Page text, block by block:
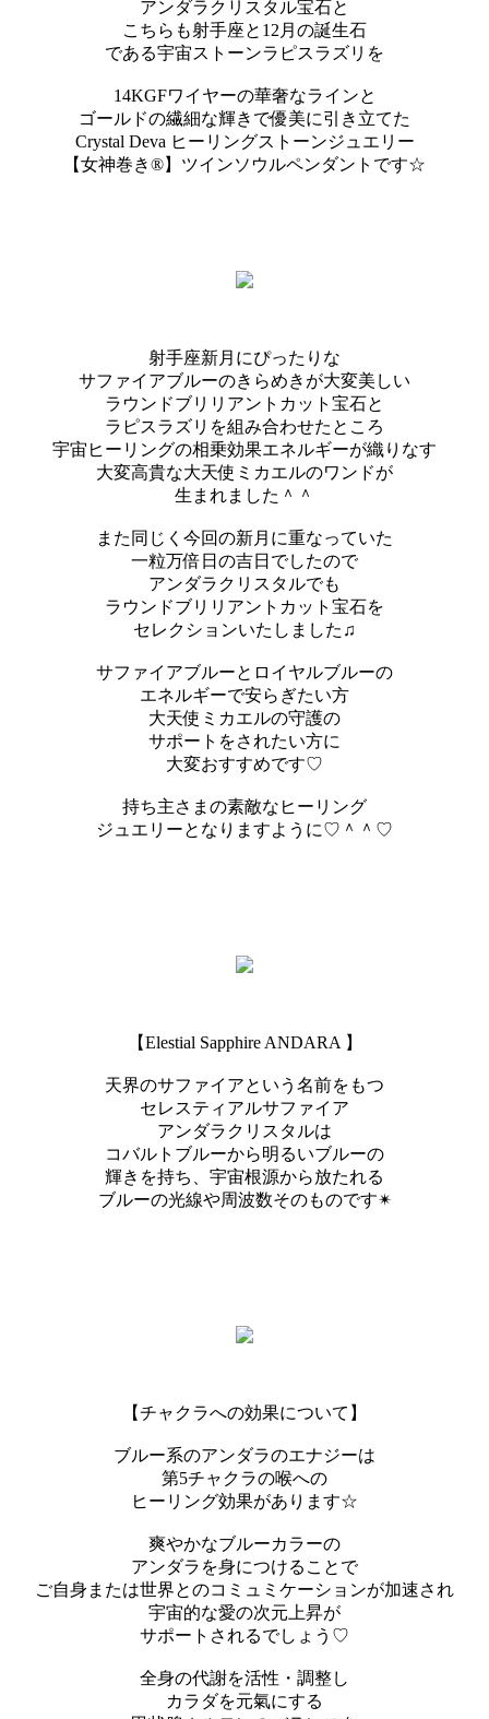
アンダラクリスタル宝石と
こちらも射手座と12月の誕生石
である宇宙ストーンラピスラズリを
14KGFワイヤーの華奢なラインと
ゴールドの繊細な輝きで優美に引き立てた
Crystal Deva ヒーリングストーンジュエリー
【女神巻き®】ツインソウルペンダントです☆
射手座新月にぴったりな
サファイアブルーのきらめきが大変美しい
ラウンドブリリアントカット宝石と
ラピスラズリを組み合わせたところ
宇宙ヒーリングの相乗効果エネルギーが織りなす
大変高貴な大天使ミカエルのワンドが
生まれました＾＾
また同じく今回の新月に重なっていた
一粒万倍日の吉日でしたので
アンダラクリスタルでも
ラウンドブリリアントカット宝石を
セレクションいたしました♫
サファイアブルーとロイヤルブルーの
エネルギーで安らぎたい方
大天使ミカエルの守護の
サポートをされたい方に
大変おすすめです♡
持ち主さまの素敵なヒーリング
ジュエリーとなりますように♡＾＾♡
【Elestial Sapphire ANDARA 】
天界のサファイアという名前をもつ
セレスティアルサファイア
アンダラクリスタルは
コバルトブルーから明るいブルーの
輝きを持ち、宇宙根源から放たれる
ブルーの光線や周波数そのものです✴︎
【チャクラへの効果について】
ブルー系のアンダラのエナジーは
第5チャクラの喉への
ヒーリング効果があります☆
爽やかなブルーカラーの
アンダラを身につけることで
ご自身または世界とのコミュミケーションが加速され
宇宙的な愛の次元上昇が
サポートされるでしょう♡
全身の代謝を活性・調整し
カラダを元氣にする